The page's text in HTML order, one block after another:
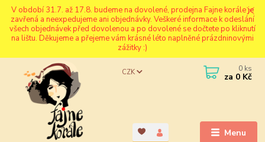
V období 31.7. až 17.8. budeme na dovolené, prodejna Fajne korále je
zavřená a neexpedujeme ani objednávky. Veškeré informace k odeslání
všech objednávek před dovolenou a po dovolené se dočtete po kliknutí
na lištu. Děkujeme a přejeme vám krásné léto naplněné prázdninovými
zážitky :)
Menu
CZK 0 ks
za 0 Kč